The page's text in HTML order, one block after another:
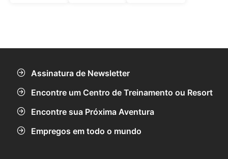
Assinatura de Newsletter
Encontre um Centro de Treinamento ou Resort
Encontre sua Próxima Aventura
Empregos em todo o mundo